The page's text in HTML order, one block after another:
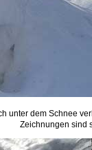
unter dem Schnee
Zeichnungen sind